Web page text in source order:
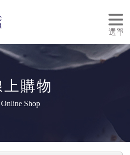
選單
上購物
Online Shop